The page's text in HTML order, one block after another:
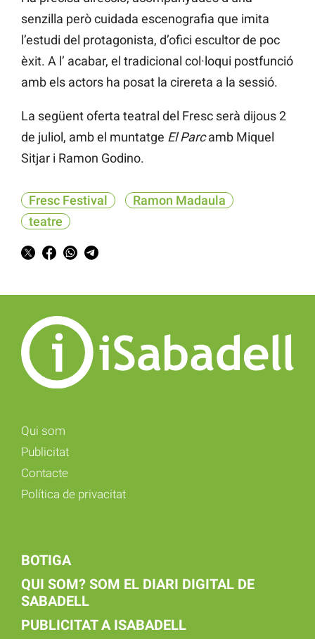
senzilla però cuidada escenografia que imita
l’estudi del protagonista, d’ofici escultor de poc
èxit. A l’ acabar, el tradicional col·loqui postfunció
amb els actors ha posat la cirereta a la sessió.
La següent oferta teatral del Fresc serà dijous 2
de juliol, amb el muntatge El Parcamb Miquel
Sitjar i Ramon Godino.
Fresc Festival
Ramon Madaula
teatre
Qui som
Publicitat
Contacte
Política de privacitat
BOTIGA
QUI SOM? SOM EL DIARI DIGITAL DE
SABADELL
PUBLICITAT A ISABADELL